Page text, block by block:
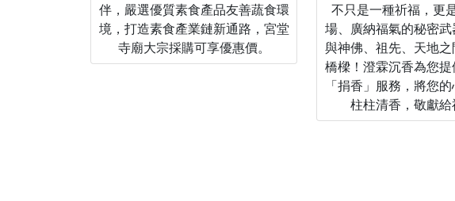
伴，嚴選優質素食產品友善蔬食環
境，打造素食產業鏈新通路，宮堂
寺廟大宗採購可享優惠價。
不只是一種祈福，更
場、廣納福氣的秘密
與神佛、祖先、天地
橋樑！澄霖沉香為您
「捐香」服務，將您
柱柱清香，敬獻給